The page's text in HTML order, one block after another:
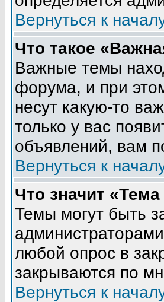
Вернуться к
Что такое
Важные темы
форума, и при
несут какую-то
только у вас
объявлений, вам
Вернуться к
Что значит
Темы могут быть
любой опрос в
закрываются по
Вернуться к